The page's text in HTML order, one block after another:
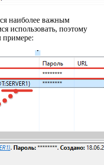
наиболее важным
использовать, поэтому
примере: